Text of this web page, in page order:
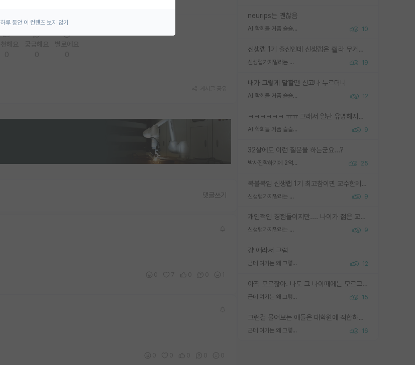
neurips는 괜찮음
AI 학회들 거품 슬슬 지적이 나오네요 10
신생랩 1기 출신인데 신생랩은 줠라 무거운 바벨 같은거임. 들면 대박인데 못들면 깔려 죽음. 아무도 알려주지 않는 환경에서 자생해야하지만, 일단 살아남았다면 그 어떤 사람보다 악착같고 생존력 높은 사람으로 거듭날 수 있음
신생랩가지말라는 이유가 있었구나 19
내가 그렇게 말할땐 신고나 누르더니
AI 학회들 거품 슬슬 지적이 나오네요 12
ㅋㅋㅋㅋㅋㅋ ㅠㅠ 그래서 일단 유명해지는게 중요한거같습니다
AI 학회들 거품 슬슬 지적이 나오네요 9
32살에도 이런 질문을 하는군요...?
박사진학하기에 2억은 괜찮은 (?) 정도의 경제력인가요 25
복불복임 신생랩 1기 최고참이면 교수한테 직접 지도받는 시간이 매우 많음 제대로 된 교수라면 말이지 그게 아니라면 그냥 넌 해방 불가능한 노예 1호에 감점쓰레기통이 되는거고
신생랩가지말라는 이유가 있었구나 9
개인적인 경험들이지만.... 나이가 젊은 교수일수록 꼰대라는 가면을 쓴 채로 무례함을 행동하는 경우가 거의 90% 정도였음. 나이가 어린데 다른 또래들과 달리 명예, 권력, 재력까지 얻었으니 세상 다 가진 기분이겠지. 오히러 나이 든 교수들이 행동과 말을 더 조심하시더라.
신생랩가지말라는 이유가 있었구나 9
걍 애라서 그럼
근데 여기는 왜 그렇게 SPK를 물어보는거임? 12
아직 모르잖아. 나도 그 나이때에는 모르고 평가 받고 안심하고 싶었어.
근데 여기는 왜 그렇게 SPK를 물어보는거임? 15
그런걸 물어보는 애들은 대학원에 적합하지 않다
근데 여기는 왜 그렇게 SPK를 물어보는거임? 16
댓글쓰기
하루 동안 이 컨텐츠 보지 않기